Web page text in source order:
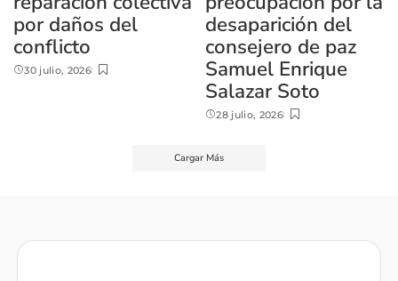
por daños del
conflicto
30 julio, 2026
desaparición del
consejero de paz
Samuel Enrique
Salazar Soto
28 julio, 2026
Cargar Más